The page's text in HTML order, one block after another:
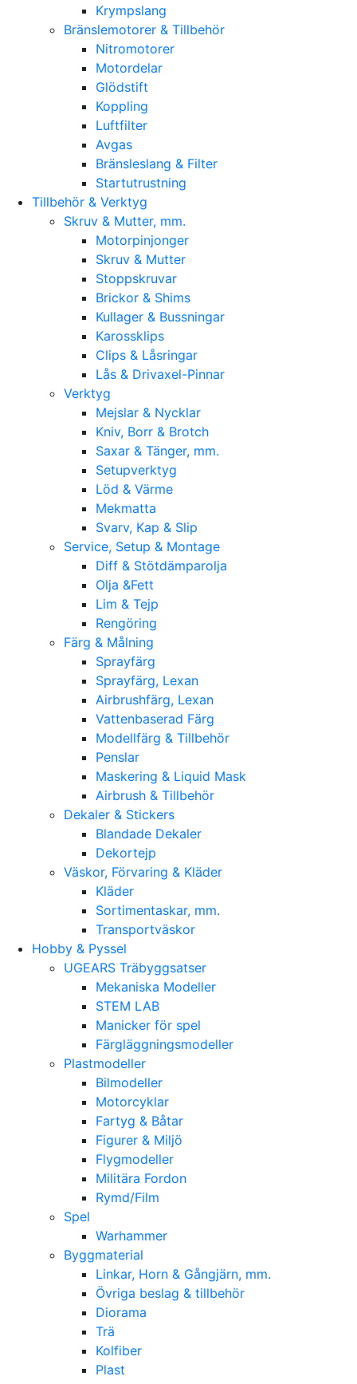
Krympslang
Bränslemotorer & Tillbehör
Nitromotorer
Motordelar
Glödstift
Koppling
Luftfilter
Avgas
Bränsleslang & Filter
Startutrustning
Tillbehör & Verktyg
Skruv & Mutter, mm.
Motorpinjonger
Skruv & Mutter
Stoppskruvar
Brickor & Shims
Kullager & Bussningar
Karossklips
Clips & Låsringar
Lås & Drivaxel-Pinnar
Verktyg
Mejslar & Nycklar
Kniv, Borr & Brotch
Saxar & Tänger, mm.
Setupverktyg
Löd & Värme
Mekmatta
Svarv, Kap & Slip
Service, Setup & Montage
Diff & Stötdämparolja
Olja &Fett
Lim & Tejp
Rengöring
Färg & Målning
Sprayfärg
Sprayfärg, Lexan
Airbrushfärg, Lexan
Vattenbaserad Färg
Modellfärg & Tillbehör
Penslar
Maskering & Liquid Mask
Airbrush & Tillbehör
Dekaler & Stickers
Blandade Dekaler
Dekortejp
Väskor, Förvaring & Kläder
Kläder
Sortimentaskar, mm.
Transportväskor
Hobby & Pyssel
UGEARS Träbyggsatser
Mekaniska Modeller
STEM LAB
Manicker för spel
Färgläggningsmodeller
Plastmodeller
Bilmodeller
Motorcyklar
Fartyg & Båtar
Figurer & Miljö
Flygmodeller
Militära Fordon
Rymd/Film
Spel
Warhammer
Byggmaterial
Linkar, Horn & Gångjärn, mm.
Övriga beslag & tillbehör
Diorama
Trä
Kolfiber
Plast